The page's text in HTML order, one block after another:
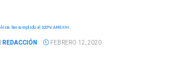
han cumplido al 100%: AMEXHI
REDACCIÓN FEBRERO 12, 2020